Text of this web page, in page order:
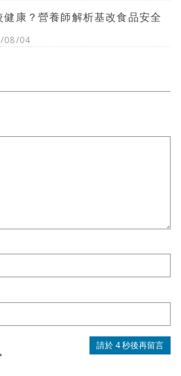
康？營養師解析基改食品安全
08/04